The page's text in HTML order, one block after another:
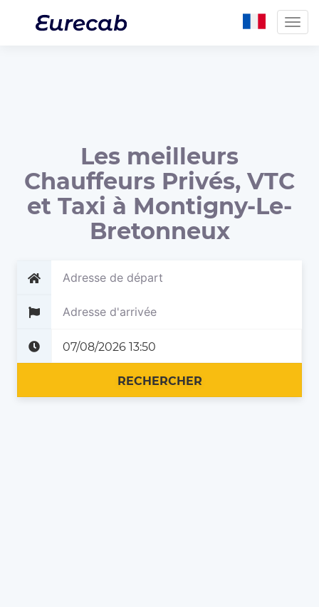
Les meilleurs
Chauffeurs Privés, VTC
et Taxi à Montigny-Le-
Bretonneux
RECHERCHER